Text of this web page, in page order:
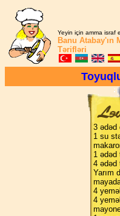
Yeyin için amma israf
Banu Atabay'ın
Tərifləri
3 ədəd
1 su
1 ədəd
4 ədəd
Yarım
4
4